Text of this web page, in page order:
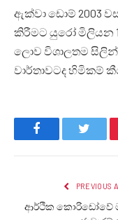
ඇක්වා ඩොම් 2003
කිරීමට යුරෝ මිලියන
ලොව විශාලතම
වාර්තාවටද හිමිකම්
Facebook
PREVIOUS
ආර්ථික කොරිඩෝවේ